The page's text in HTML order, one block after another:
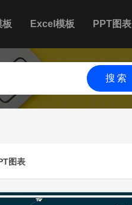
板 Excel模板 PPT图表
搜索
图表